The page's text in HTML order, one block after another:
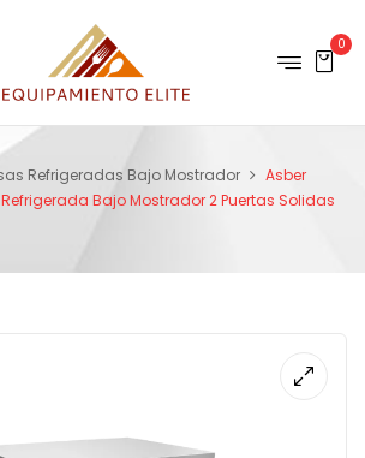
0
Refrigeradas Bajo Mostrador
Asber
Bajo Mostrador 2 Puertas Solidas